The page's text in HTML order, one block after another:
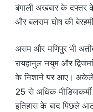
बंगाली अखबार के दफ्तर
और बलराम घोष की
असम और मणिपुर भी
रायहानुल नयुम और
के निशाने पर आए।
25 से अधिक
इतिहास के बाद पिछले